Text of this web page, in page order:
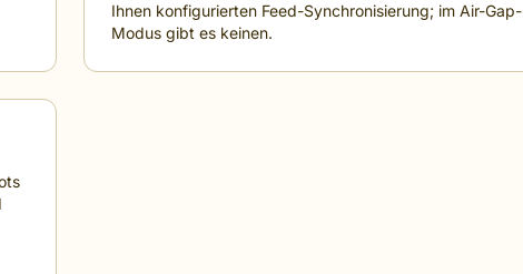
Ihnen konfigurierten Feed-Synchronisierung; im Air-Gap-
Modus gibt es keinen.